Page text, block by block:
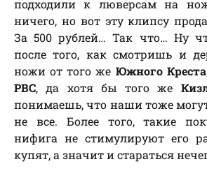
подходили к люверсам на
ничего, но вот эту клипсу
За 500 рублей… Так что… Ну
после того, как смотришь и
ножи от того же Южного
РВС, да хотя бы того же
понимаешь, что наши тоже
не все. Более того, такие
нифига не стимулируют его
купят, а значит и стараться